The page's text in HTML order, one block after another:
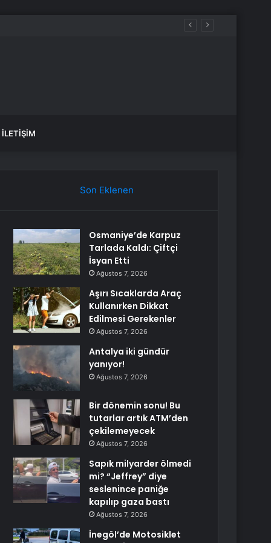
İLETIŞIM
Son Eklenen
Osmaniye’de Karpuz
Tarlada Kaldı: Çiftçi
İsyan Etti
Ağustos 7, 2026
Aşırı Sıcaklarda Araç
Kullanırken Dikkat
Edilmesi Gerekenler
Ağustos 7, 2026
Antalya iki gündür
yanıyor!
Ağustos 7, 2026
Bir dönemin sonu! Bu
tutarlar artık ATM’den
çekilemeyecek
Ağustos 7, 2026
Sapık milyarder ölmedi
mi? “Jeffrey” diye
seslenince paniğe
kapılıp gaza bastı
Ağustos 7, 2026
İnegöl’de Motosiklet